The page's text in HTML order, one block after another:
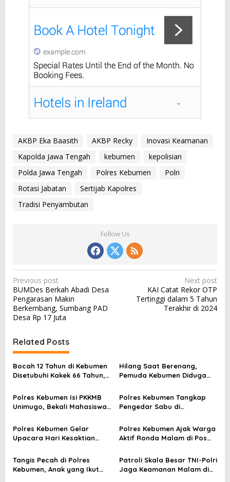
AKBP Eka Baasith AKBP Recky
Inovasi Keamanan
Kapolda Jawa Tengah
kebumen
kepolisian
Polda Jawa Tengah
Polres Kebumen
Polri
Rotasi Jabatan
Sertijab Kapolres
Tradisi Penyambutan
Follow Us
P
o
s
t
n
a
v
i
g
a
t
i
n
Previous post
BUMDes Berkah Abadi Desa
Pengarasan Makin
Berkembang, Sumbang PAD
Desa Rp 17 Juta
Next post
KAI Catat Rekor OTP
Tertinggi dalam 5 Tahun
Terakhir di 2024
Related Posts
Bocah 12 Tahun di Kebumen
Disetubuhi Kakek 66 Tahun,
Korban!
Hilang Saat Berenang,
Pemuda Kebumen Diduga
Ambal
Polres Kebumen Isi PKKMB
Unimugo, Bekali Mahasiswa
Kekerasan
Polres Kebumen Tangkap
Pengedar Sabu di
Diamankan
Polres Kebumen Gelar
Upacara Hari Kesaktian
Ingatkan Makna Persatuan
Polres Kebumen Ajak Warga
Aktif Ronda Malam di Pos
Kejahatan
Tangis Pecah di Polres
Kebumen, Anak yang Ikut
Patroli Skala Besar TNI-Polri
Jaga Keamanan Malam di